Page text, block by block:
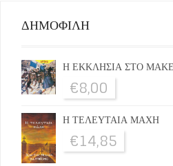
ΔΗΜΟΦΙΛΗ
Η ΕΚΚΛΗΣΙΑ ΣΤΟ
€8,00
Η ΤΕΛΕΥΤΑΙΑ ΜΑΧΗ
€14,85